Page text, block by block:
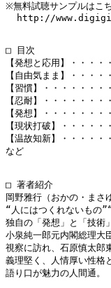
※無料試聴サンプルはこ
http://
□ 目次
【発想と応用】・・・
【自由気まま】・・・
【習慣】・・・・・・
【忍耐】・・・・・・
【発想】・・・・・・
【現状打破】・・・・・
【温故知新】・・・・
など
□ 著者紹介
岡野雅行（おかの・まさ
“人にはつくれないもの
独自の「発想」と「技術
小泉純一郎元内閣総理大
視察に訪れ、石原慎太郎
義理堅く、人情厚い性格
語り口が魅力の人間通。